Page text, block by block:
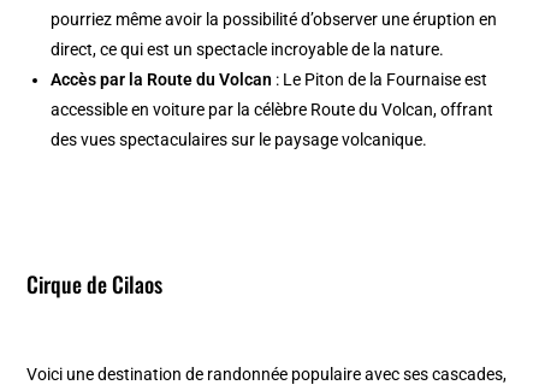
pourriez même avoir la possibilité d’observer une éruption en
direct, ce qui est un spectacle incroyable de la nature.
Accès par la Route du Volcan : Le Piton de la Fournaise est
accessible en voiture par la célèbre Route du Volcan, offrant
des vues spectaculaires sur le paysage volcanique.
Cirque de Cilaos
Voici une destination de randonnée populaire avec ses cascades,